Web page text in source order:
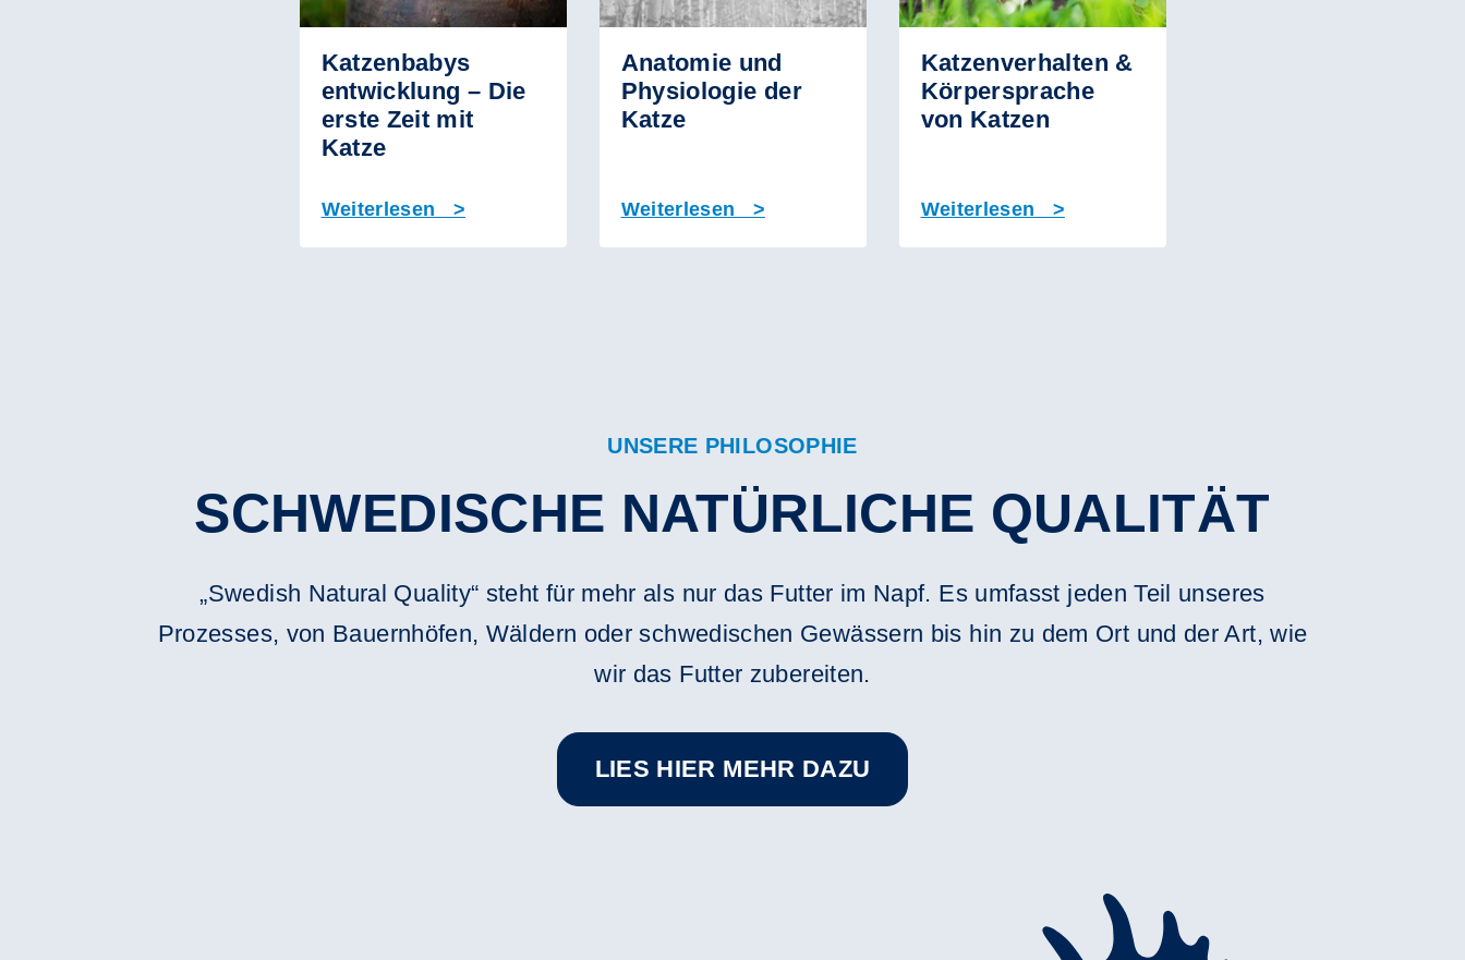
Katzenbabys
entwicklung – Die
erste Zeit mit
Katze
Weiterlesen >
Anatomie und
Physiologie der
Katze
Weiterlesen >
Katzenverhalten &
Körpersprache
von Katzen
Weiterlesen >
UNSERE PHILOSOPHIE
SCHWEDISCHE NATÜRLICHE QUALITÄT
„Swedish Natural Quality“ steht für mehr als nur das Futter im Napf. Es umfasst jeden Teil unseres
Prozesses, von Bauernhöfen, Wäldern oder schwedischen Gewässern bis hin zu dem Ort und der Art, wie
wir das Futter zubereiten.
LIES HIER MEHR DAZU